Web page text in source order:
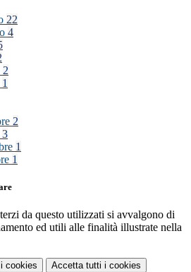
22
4
2
1
2
3
1
1
da questo utilizzati si avvalgono di
ed utili alle finalità illustrate nella
i cookies Accetta tutti i cookies